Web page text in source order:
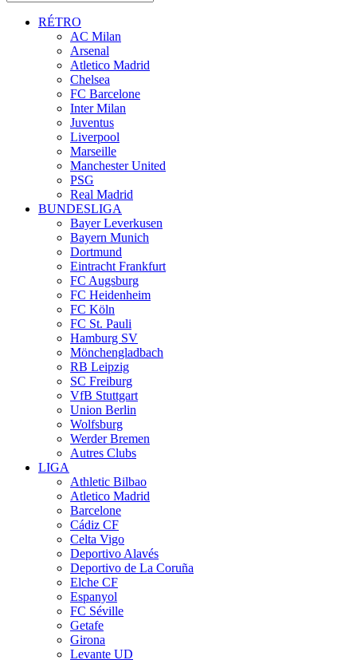
RÉTRO
AC Milan
Arsenal
Atletico Madrid
Chelsea
FC Barcelone
Inter Milan
Juventus
Liverpool
Marseille
Manchester United
PSG
Real Madrid
BUNDESLIGA
Bayer Leverkusen
Bayern Munich
Dortmund
Eintracht Frankfurt
FC Augsburg
FC Heidenheim
FC Köln
FC St. Pauli
Hamburg SV
Mönchengladbach
RB Leipzig
SC Freiburg
VfB Stuttgart
Union Berlin
Wolfsburg
Werder Bremen
Autres Clubs
LIGA
Athletic Bilbao
Atletico Madrid
Barcelone
Cádiz CF
Celta Vigo
Deportivo Alavés
Deportivo de La Coruña
Elche CF
Espanyol
FC Séville
Getafe
Girona
Levante UD